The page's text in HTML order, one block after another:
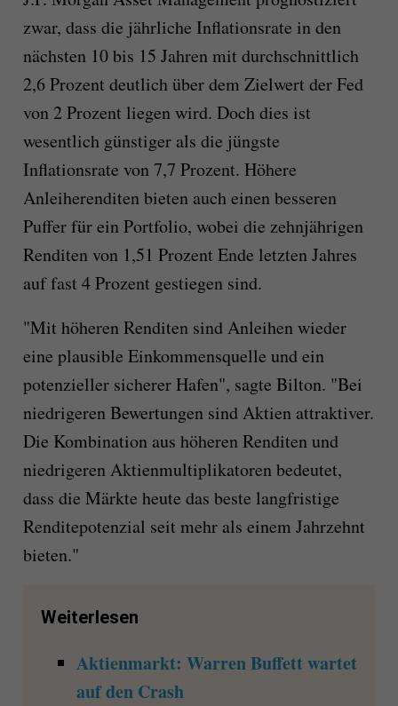
zwar, dass die jährliche Inflationsrate in den
nächsten 10 bis 15 Jahren mit durchschnittlich
2,6 Prozent deutlich über dem Zielwert der Fed
von 2 Prozent liegen wird. Doch dies ist
wesentlich günstiger als die jüngste
Inflationsrate von 7,7 Prozent. Höhere
Anleiherenditen bieten auch einen besseren
Puffer für ein Portfolio, wobei die zehnjährigen
Renditen von 1,51 Prozent Ende letzten Jahres
auf fast 4 Prozent gestiegen sind.
"Mit höheren Renditen sind Anleihen wieder
eine plausible Einkommensquelle und ein
potenzieller sicherer Hafen", sagte Bilton. "Bei
niedrigeren Bewertungen sind Aktien attraktiver.
Die Kombination aus höheren Renditen und
niedrigeren Aktienmultiplikatoren bedeutet,
dass die Märkte heute das beste langfristige
Renditepotenzial seit mehr als einem Jahrzehnt
bieten."
Weiterlesen
Aktienmarkt: Warren Buffett wartet
auf den Crash